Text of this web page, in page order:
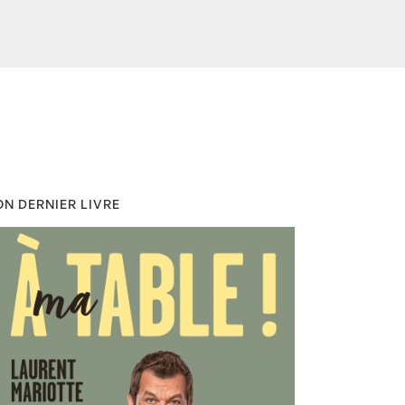
DERNIER LIVRE